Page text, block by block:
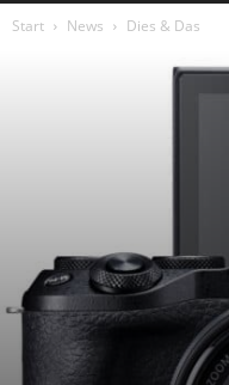
Start News Dies & Das